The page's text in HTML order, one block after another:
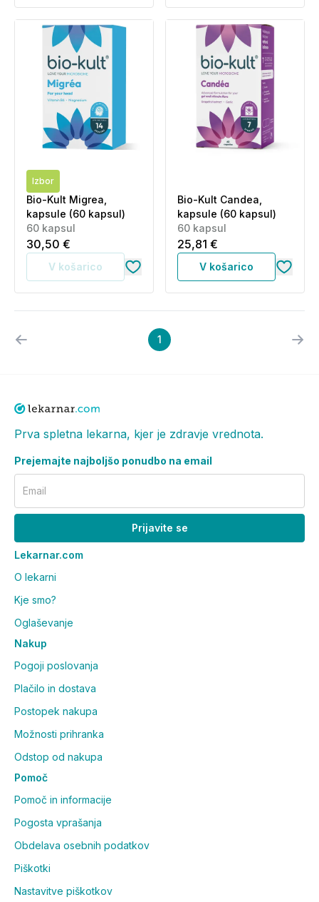
Izbor
Bio-Kult Migrea,
kapsule (60 kapsul)
60 kapsul
30,50 €
V košarico
Bio-Kult Candea,
kapsule (60 kapsul)
60 kapsul
25,81 €
V košarico
1
Prva spletna lekarna, kjer je zdravje vrednota.
Prejemajte najboljšo ponudbo na email
Email
Prijavite se
Lekarnar.com
O lekarni
Kje smo?
Oglaševanje
Nakup
Pogoji poslovanja
Plačilo in dostava
Postopek nakupa
Možnosti prihranka
Odstop od nakupa
Pomoč
Pomoč in informacije
Pogosta vprašanja
Obdelava osebnih podatkov
Piškotki
Nastavitve piškotkov